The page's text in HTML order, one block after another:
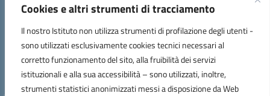
Cookies e altri strumenti di tracciamento
Il nostro Istituto non utilizza strumenti di profilazione degli utenti -
sono utilizzati esclusivamente cookies tecnici necessari al
corretto funzionamento del sito, alla fruibilità dei servizi
istituzionali e alla sua accessibilità – sono utilizzati, inoltre,
strumenti statistici anonimizzati messi a disposizione da Web
Plesso Leone - Via Pascoli - 80038 Pomigliano D'Arco (NA)
Tel.:0813177304 - Mail: naic8g1003@istruzione.it - Pec:
Codice Univoco ufficio: UIECQ7
codice Meccanografico: NAIC8G1003
Codice Fiscale: 93076670632